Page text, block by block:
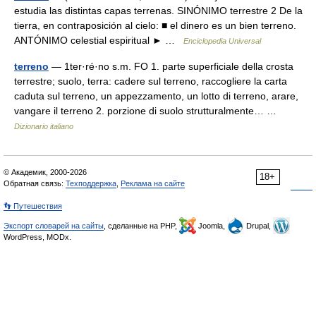
estudia las distintas capas terrenas. SINÓNIMO terrestre 2 De la
tierra, en contraposición al cielo: ■ el dinero es un bien terreno.
ANTÓNIMO celestial espiritual ► …
Enciclopedia Universal
terreno — 1ter·ré·no s.m. FO 1. parte superficiale della crosta
terrestre; suolo, terra: cadere sul terreno, raccogliere la carta
caduta sul terreno, un appezzamento, un lotto di terreno, arare,
vangare il terreno 2. porzione di suolo strutturalmente… …
Dizionario italiano
18+
© Академик, 2000-2026
Обратная связь: Техподдержка Реклама на сайте
👣 Путешествия
Экспорт словарей на сайты , сделанные на PHP, Joomla,
Drupal,
WordPress, MODx.